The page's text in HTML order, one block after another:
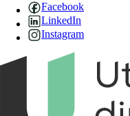
Facebook
LinkedIn
Instagram